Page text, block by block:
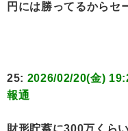
円には勝ってるからセ
25: 2026/02/20(金)
報通